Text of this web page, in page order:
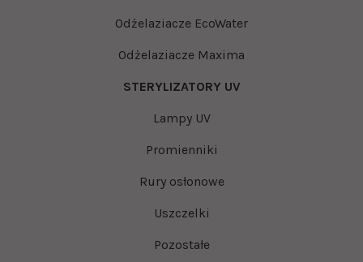
Odżelaziacze EcoWater
Odżelaziacze Maxima
STERYLIZATORY UV
Lampy UV
Promienniki
Rury osłonowe
Uszczelki
Pozostałe